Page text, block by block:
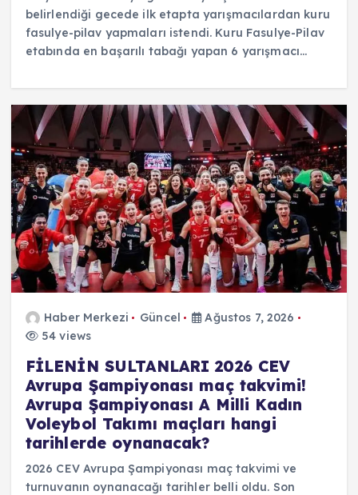
belirlendiği gecede ilk etapta yarışmacılardan kuru
fasulye-pilav yapmaları istendi. Kuru Fasulye-Pilav
etabında en başarılı tabağı yapan 6 yarışmacı…
Haber Merkezi Güncel
Ağustos 7, 2026
54 views
FİLENİN SULTANLARI 2026 CEV
Avrupa Şampiyonası maç takvimi!
Avrupa Şampiyonası A Milli Kadın
Voleybol Takımı maçları hangi
tarihlerde oynanacak?
2026 CEV Avrupa Şampiyonası maç takvimi ve
turnuvanın oynanacağı tarihler belli oldu. Son